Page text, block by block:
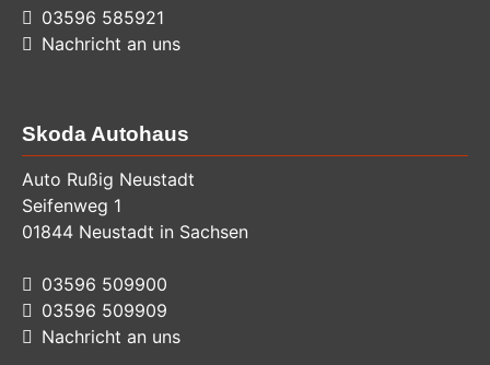
03596 585921
Nachricht an uns
Skoda Autohaus
Auto Rußig Neustadt
Seifenweg 1
01844 Neustadt in Sachsen
03596 509900
03596 509909
Nachricht an uns